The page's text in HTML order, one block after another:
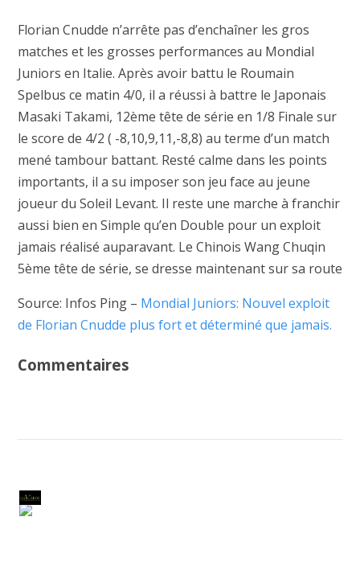
Florian Cnudde n’arrête pas d’enchaîner les gros
matches et les grosses performances au Mondial
Juniors en Italie. Après avoir battu le Roumain
Spelbus ce matin 4/0, il a réussi à battre le Japonais
Masaki Takami, 12ème tête de série en 1/8 Finale sur
le score de 4/2 ( -8,10,9,11,-8,8) au terme d’un match
mené tambour battant. Resté calme dans les points
importants, il a su imposer son jeu face au jeune
joueur du Soleil Levant. Il reste une marche à franchir
aussi bien en Simple qu’en Double pour un exploit
jamais réalisé auparavant. Le Chinois Wang Chuqin
5ème tête de série, se dresse maintenant sur sa route
Source: Infos Ping – Mondial Juniors: Nouvel exploit
de Florian Cnudde plus fort et déterminé que jamais.
Commentaires